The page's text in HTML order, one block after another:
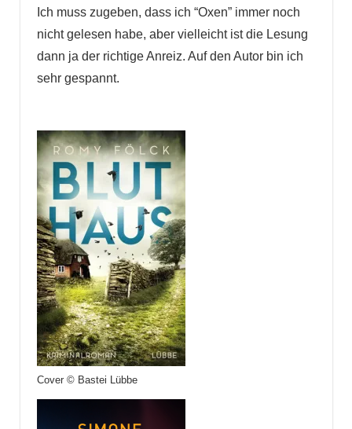
Ich muss zugeben, dass ich “Oxen” immer noch
nicht gelesen habe, aber vielleicht ist die Lesung
dann ja der richtige Anreiz. Auf den Autor bin ich
sehr gespannt.
Cover © Bastei Lübbe